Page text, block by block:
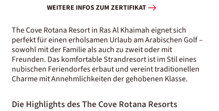
WEITERE INFOS ZUM ZERTIFIKAT
The Cove Rotana Resort in Ras Al Khaimah eignet sich
perfekt für einen erholsamen Urlaub am Arabischen Golf –
sowohl mit der Familie als auch zu zweit oder mit
Freunden. Das komfortable Strandresort ist im Stil eines
nubischen Feriendorfes erbaut und vereint traditionellen
Charme mit Annehmlichkeiten der gehobenen Klasse.
Die Highlights des The Cove Rotana Resorts